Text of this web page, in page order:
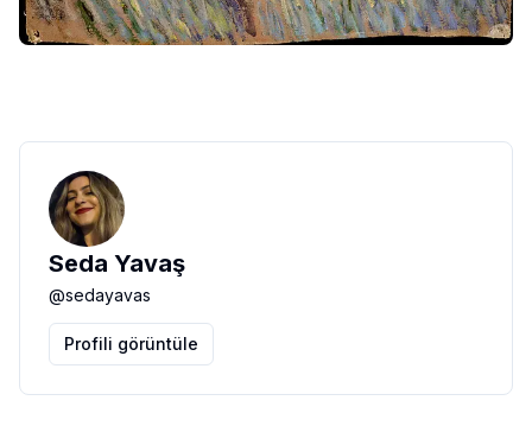
Seda Yavaş
@sedayavas
Profili görüntüle